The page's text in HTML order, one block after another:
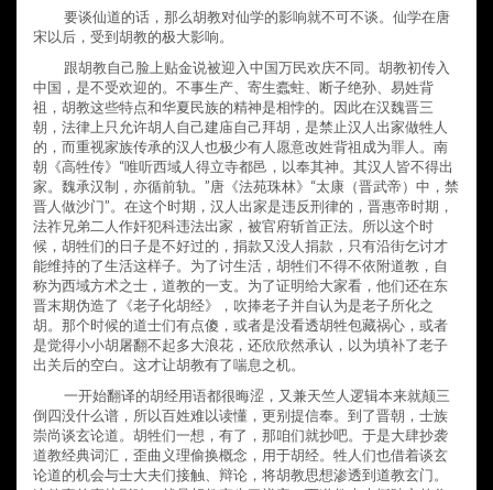
要谈仙道的话，那么胡教对仙学的影响就不可不谈。仙学在唐
宋以后，受到胡教的极大影响。
跟胡教自己脸上贴金说被迎入中国万民欢庆不同。胡教初传入
中国，是不受欢迎的。不事生产、寄生蠹蛀、断子绝孙、易姓背
祖，胡教这些特点和华夏民族的精神是相悖的。因此在汉魏晋三
朝，法律上只允许胡人自己建庙自己拜胡，是禁止汉人出家做牲人
的，而重视家族传承的汉人也极少有人愿意改姓背祖成为罪人。南
朝《高牲传》“唯听西域人得立寺都邑，以奉其神。其汉人皆不得出
家。魏承汉制，亦循前轨。”唐《法苑珠林》“太康（晋武帝）中，禁
晋人做沙门”。在这个时期，汉人出家是违反刑律的，晋惠帝时期，
法祚兄弟二人作奸犯科违法出家，被官府斩首正法。所以这个时
候，胡牲们的日子是不好过的，捐款又没人捐款，只有沿街乞讨才
能维持的了生活这样子。为了讨生活，胡牲们不得不依附道教，自
称为西域方术之士，道教的一支。为了证明给大家看，他们还在东
晋末期伪造了《老子化胡经》，吹捧老子并自认为是老子所化之
胡。那个时候的道士们有点傻，或者是没看透胡牲包藏祸心，或者
是觉得小小胡屠翻不起多大浪花，还欣欣然承认，以为填补了老子
出关后的空白。这才让胡教有了喘息之机。
一开始翻译的胡经用语都很晦涩，又兼天竺人逻辑本来就颠三
倒四没什么谱，所以百姓难以读懂，更别提信奉。到了晋朝，士族
崇尚谈玄论道。胡牲们一想，有了，那咱们就抄吧。于是大肆抄袭
道教经典词汇，歪曲义理偷换概念，用于胡经。牲人们也借着谈玄
论道的机会与士大夫们接触、辩论，将胡教思想渗透到道教玄门。